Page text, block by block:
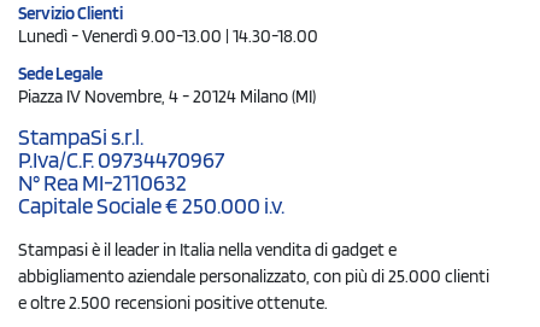
Servizio Clienti
Lunedì - Venerdì 9.00-13.00 | 14.30-18.00
Sede Legale
Piazza IV Novembre, 4 - 20124 Milano (MI)
StampaSi s.r.l.
P.Iva/C.F. 09734470967
N° Rea MI-2110632
Capitale Sociale € 250.000 i.v.
Stampasi è il leader in Italia nella vendita di gadget e
abbigliamento aziendale personalizzato, con più di 25.000 clienti
e oltre 2.500 recensioni positive ottenute.